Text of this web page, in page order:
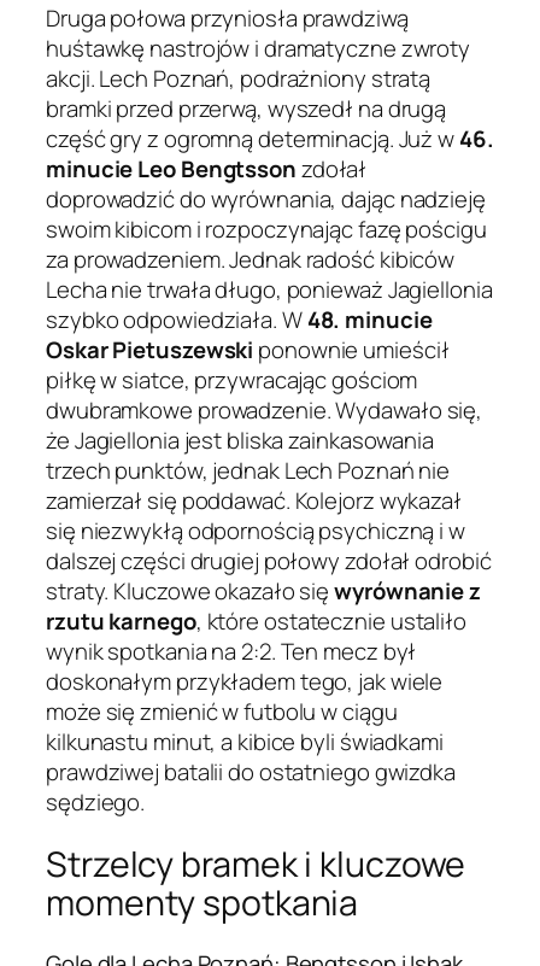
Druga połowa przyniosła prawdziwą
huśtawkę nastrojów i dramatyczne zwroty
akcji. Lech Poznań, podrażniony stratą
bramki przed przerwą, wyszedł na drugą
część gry z ogromną determinacją. Już w46.
minucie Leo Bengtssonzdołał
doprowadzić do wyrównania, dając nadzieję
swoim kibicom i rozpoczynając fazę pościgu
za prowadzeniem. Jednak radość kibiców
Lecha nie trwała długo, ponieważ Jagiellonia
szybko odpowiedziała. W48. minucie
Oskar Pietuszewski ponownie umieścił
piłkę w siatce, przywracając gościom
dwubramkowe prowadzenie. Wydawało się,
że Jagiellonia jest bliska zainkasowania
trzech punktów, jednak Lech Poznań nie
zamierzał się poddawać. Kolejorz wykazał
się niezwykłą odpornością psychiczną i w
dalszej części drugiej połowy zdołał odrobić
straty. Kluczowe okazało sięwyrównanie z
rzutu karnego, które ostatecznie ustaliło
wynik spotkania na 2:2. Ten mecz był
doskonałym przykładem tego, jak wiele
może się zmienić w futbolu w ciągu
kilkunastu minut, a kibice byli świadkami
prawdziwej batalii do ostatniego gwizdka
sędziego.
Strzelcy bramek i kluczowe
momenty spotkania